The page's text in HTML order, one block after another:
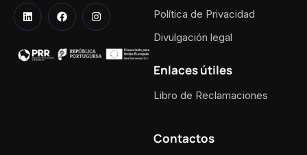
Política de Privacidad
Divulgación legal
Enlaces útiles
Libro de Reclamaciones
Contactos